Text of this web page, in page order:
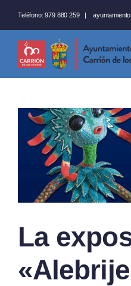
al
contenido
Teléfono: 979 880 259 |
La